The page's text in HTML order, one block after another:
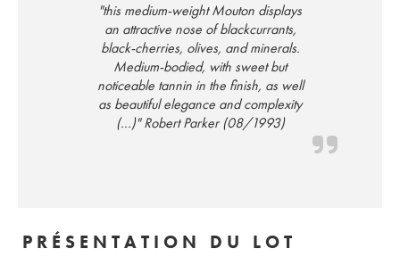
"this medium-weight Mouton displays
an attractive nose of blackcurrants,
black-cherries, olives, and minerals.
Medium-bodied, with sweet but
noticeable tannin in the finish, as well
as beautiful elegance and complexity
(...)" Robert Parker (08/1993)
PRÉSENTATION DU LOT